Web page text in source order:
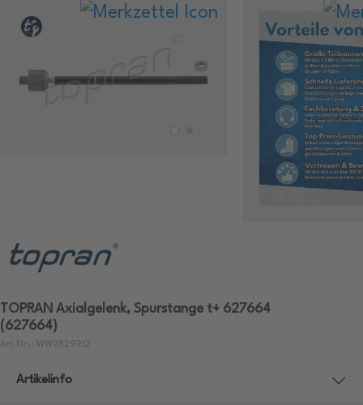
TOPRAN Axialgelenk, Spurstange t+ 627664
(627664)
Art.Nr.: WW2829212
Artikelinfo